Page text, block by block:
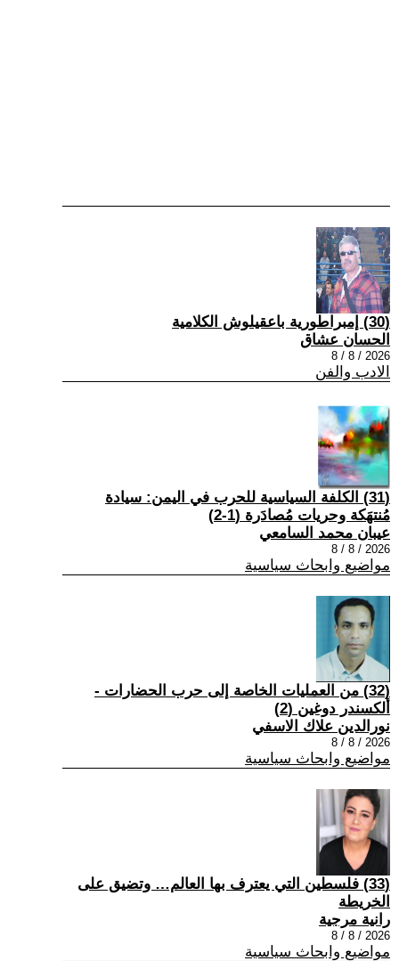
(30) إمبراطورية باعقيلوش الكلامية
الحسان عشاق
2026 / 8 / 8
الادب والفن
(31) الكلفة السياسية للحرب في اليمن: سيادة
مُنتهَكة وحريات مُصادَرة (1-2)
عيبان محمد السامعي
2026 / 8 / 8
مواضيع وابحاث سياسية
(32) من العمليات الخاصة إلى حرب الحضارات -
ألكسندر دوغين (2)
نورالدين علاك الاسفي
2026 / 8 / 8
مواضيع وابحاث سياسية
(33) فلسطين التي يعترف بها العالم… وتضيق على
الخريطة
رانية مرجية
2026 / 8 / 8
مواضيع وابحاث سياسية